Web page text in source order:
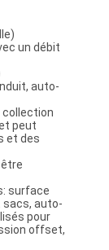
un débit
auto-
collection
peut
et des
surface
sacs, auto-
pour
offset,